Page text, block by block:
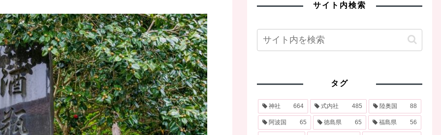
サイト内検索
タグ
神社 664 式内社 485 陸奥国 88
阿波国 65 徳島県 65 福島県 56